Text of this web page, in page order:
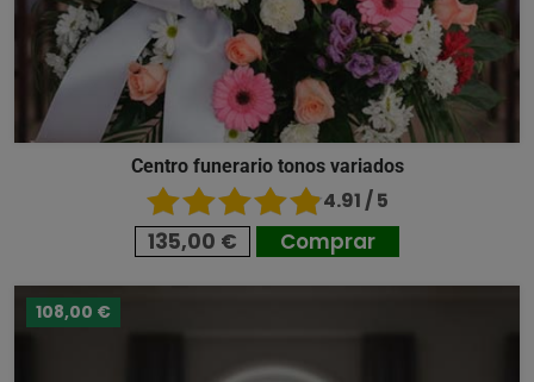
Centro funerario tonos variados
4.91 / 5
135,00 € Comprar
108,00 €